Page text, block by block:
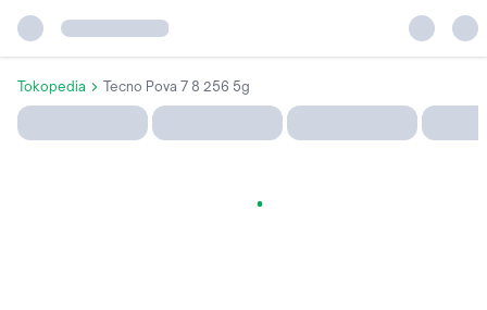
Tokopedia Tecno Pova 7 8 256 5g